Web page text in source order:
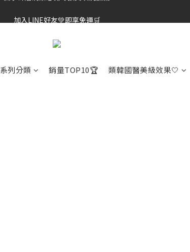
系列分類 銷量TOP10🏆 類韓國醫美級效果🤍